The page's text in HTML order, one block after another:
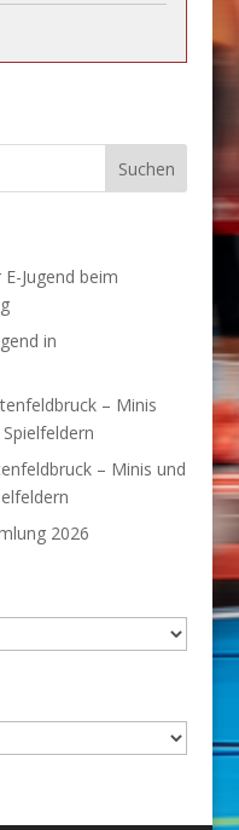
Jugend beim
in
– Minis
– Minis und
2026